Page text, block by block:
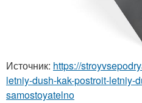
Источник: https://
letniy-dush-kak-postroit-letniy-
samostoyatelno